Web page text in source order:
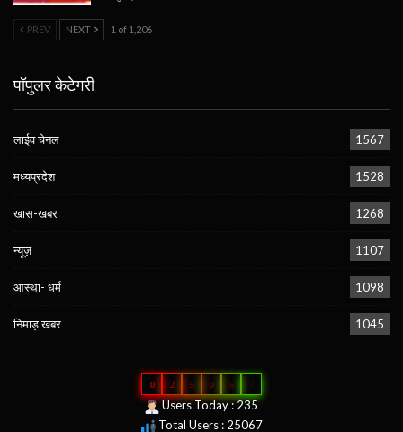
PREV NEXT 1 of 1,206
पॉपुलर केटेगरी
लाईव चेनल 1567
मध्यप्रदेश 1528
खास-खबर 1268
न्यूज़ 1107
आस्था- धर्म 1098
निमाड़ खबर 1045
0 2 5 0 6 7
Users Today : 235
Total Users : 25067